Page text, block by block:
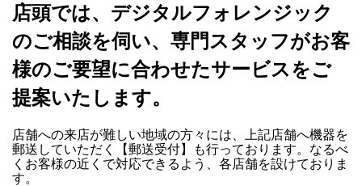
店頭では、デジタルフォレンジック
のご相談を伺い、専門スタッフがお客
様のご要望に合わせたサービスをご
提案いたします。
店舗への来店が難しい地域の方々には、上記店舗へ機器を
郵送していただく【郵送受付】も行っております。なるべ
くお客様の近くで対応できるよう、各店舗を設けておりま
す。